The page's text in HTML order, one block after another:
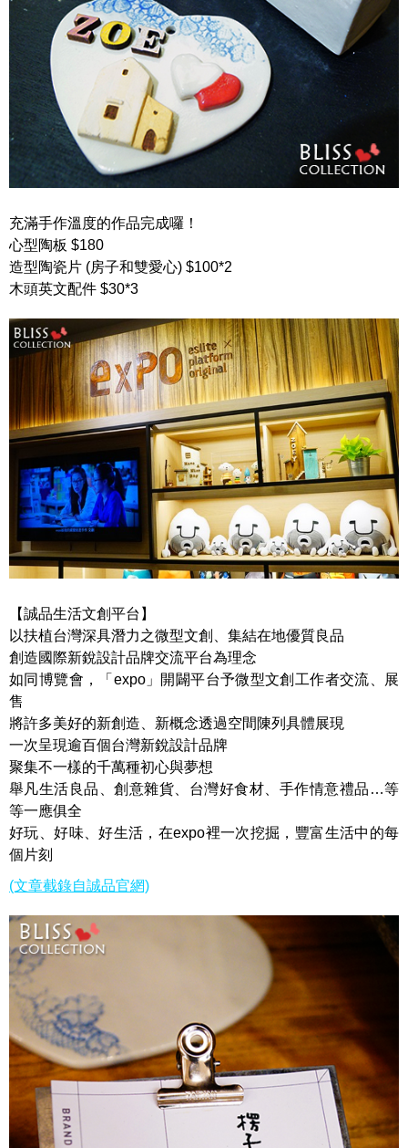
充滿手作溫度的作品完成囉！
心型陶板 $180
造型陶瓷片 (房子和雙愛心) $100*2
木頭英文配件 $30*3
【誠品生活文創平台】
以扶植台灣深具潛力之微型文創、集結在地優質良品
創造國際新銳設計品牌交流平台為理念
如同博覽會，「expo」開闢平台予微型文創工作者交流、展
售
將許多美好的新創造、新概念透過空間陳列具體展現
一次呈現逾百個台灣新銳設計品牌
聚集不一樣的千萬種初心與夢想
舉凡生活良品、創意雜貨、台灣好食材、手作情意禮品…等
等一應俱全
好玩、好味、好生活，在expo裡一次挖掘，豐富生活中的每
個片刻
(文章截錄自誠品官網)